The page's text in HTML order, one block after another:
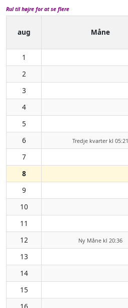
Rul til højre for at se flere
aug
Måne
1
2
3
4
5
6
Tredje kvarter kl 05:21
7
8
9
10
11
12 Ny Måne kl 20:36
13
14
15